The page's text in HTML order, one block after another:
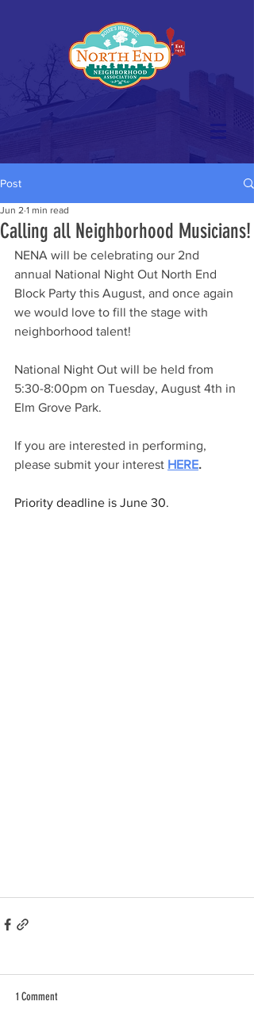
Post
Calling all Neighborhood Musicians!
Jun 2 1 min read
NENA will be celebrating our 2nd
annual National Night Out North End
Block Party this August, and once again
we would love to fill the stage with
neighborhood talent!
National Night Out will be held from
5:30-8:00pm on Tuesday, August 4th in
Elm Grove Park.
If you are interested in performing,
please submit your interest HERE.
Priority deadline is June 30.
1 Comment